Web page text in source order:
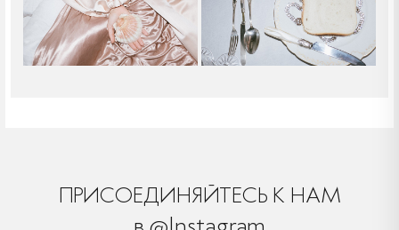
ПРИСОЕДИНЯЙТЕСЬ К НАМ